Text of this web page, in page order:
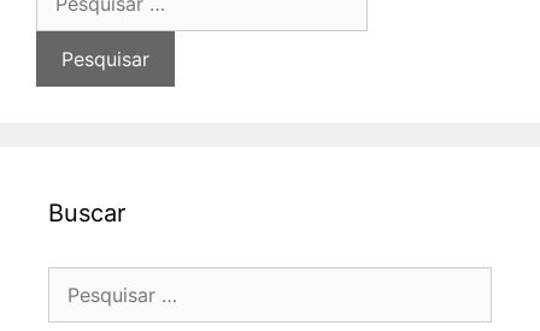
por:
Buscar